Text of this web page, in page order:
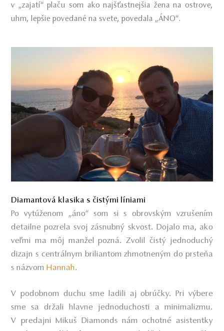
v „zajatí“ plaču som ako najšťastnejšia žena na ostrove,
uhm, lepšie povedané na svete, povedala „ÁNO“.
Diamantová klasika s čistými líniami
Po vytúženom „áno“ som si s obrovským vzrušením
detailne pozrela svoj zásnubný skvost. Dojalo ma, ako
veľmi ma môj manžel pozná. Zvolil čistý jednoduchý
dizajn s centrálnym briliantom zhmotneným do prsteňa
s názvom Hannah.
V podobnom duchu sme ladili aj obrúčky. Pri výbere
sme sa držali hlavne jednoduchosti a minimalizmu.
V predajni Mikuš Diamonds nám ochotné asistentky